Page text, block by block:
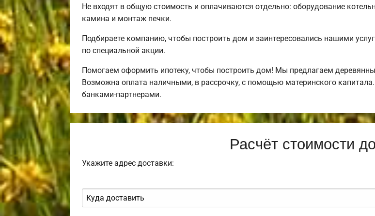
Не входят в общую стоимость и оплачиваются отдельно: оборудование
камина и монтаж печки.
Подбираете компанию, чтобы построить дом и заинтересовались нашими
по специальной акции.
Помогаем оформить ипотеку, чтобы построить дом! Мы предлагаем
Возможна оплата наличными, в рассрочку, с помощью материнского
банками-партнерами.
Расчёт стоимости
Укажите адрес доставки: